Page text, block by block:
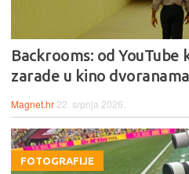
Backrooms: od YouTube
zarade u kino dvoranama
Magnet.hr 22. srpnja 2026.
FOTOGRAFIJE